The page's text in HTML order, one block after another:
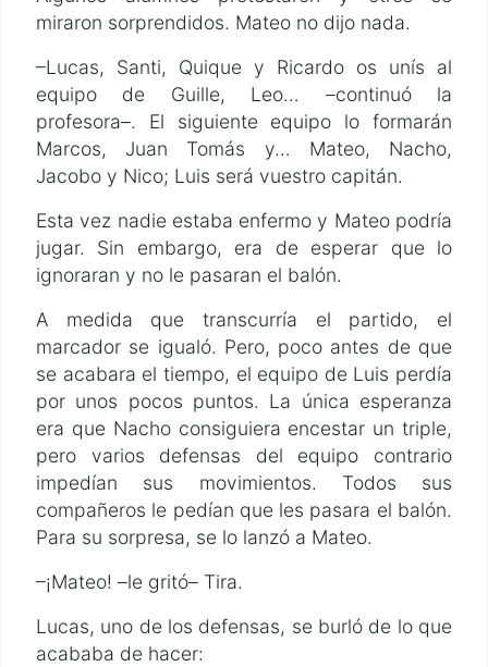
miraron sorprendidos. Mateo no dijo nada.
–Lucas, Santi, Quique y Ricardo os unís al
equipo de Guille, Leo… –continuó la
profesora–. El siguiente equipo lo formarán
Marcos, Juan Tomás y… Mateo, Nacho,
Jacobo y Nico; Luis será vuestro capitán.
Esta vez nadie estaba enfermo y Mateo podría
jugar. Sin embargo, era de esperar que lo
ignoraran y no le pasaran el balón.
A medida que transcurría el partido, el
marcador se igualó. Pero, poco antes de que
se acabara el tiempo, el equipo de Luis perdía
por unos pocos puntos. La única esperanza
era que Nacho consiguiera encestar un triple,
pero varios defensas del equipo contrario
impedían sus movimientos. Todos sus
compañeros le pedían que les pasara el balón.
Para su sorpresa, se lo lanzó a Mateo.
–¡Mateo! –le gritó– Tira.
Lucas, uno de los defensas, se burló de lo que
acababa de hacer: